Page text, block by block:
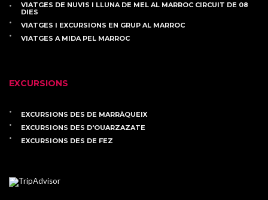
VIATGES DE NUVIS I LLUNA DE MEL AL MARROC CIRCUIT DE 08
DIES
VIATGES I EXCURSIONS EN GRUP AL MARROC
VIATGES A MIDA PEL MARROC
EXCURSIONS
EXCURSIONS DES DE MARRÀQUEIX
EXCURSIONS DES D'OUARZAZATE
EXCURSIONS DES DE FEZ